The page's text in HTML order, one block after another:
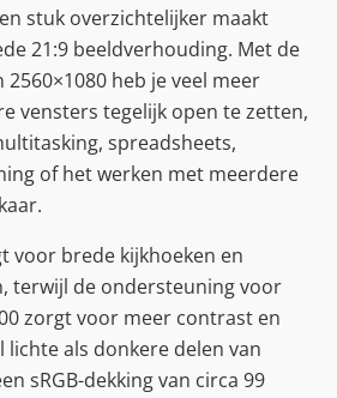
stuk overzichtelijker maakt
21:9 beeldverhouding. Met de
2560×1080 heb je veel meer
vensters tegelijk open te zetten,
spreadsheets,
of het werken met meerdere
voor brede kijkhoeken en
terwijl de ondersteuning voor
zorgt voor meer contrast en
lichte als donkere delen van
sRGB-dekking van circa 99